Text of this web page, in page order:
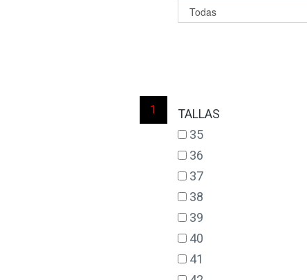
1 (current)
TALLAS
35
36
37
38
39
40
41